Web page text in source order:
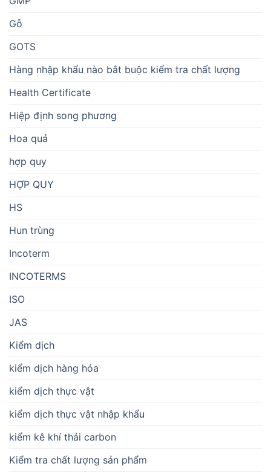
Gỗ
GOTS
Hàng nhập khẩu nào bắt buộc kiểm tra chất lượng
Health Certificate
Hiệp định song phương
Hoa quả
hợp quy
HỢP QUY
HS
Hun trùng
Incoterm
INCOTERMS
ISO
JAS
Kiểm dịch
kiểm dịch hàng hóa
kiểm dịch thực vật
kiểm dịch thực vật nhập khẩu
kiểm kê khí thải carbon
Kiểm tra chất lượng sản phẩm